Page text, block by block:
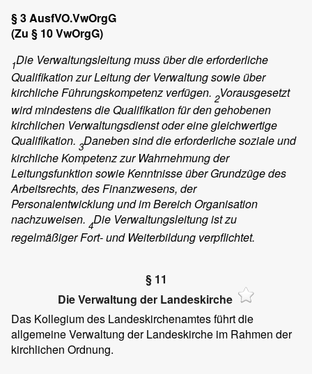
§ 3 AusfVO.VwOrgG
(Zu § 10 VwOrgG)
1Die Verwaltungsleitung muss über die erforderliche
Qualifikation zur Leitung der Verwaltung sowie über
kirchliche Führungskompetenz verfügen. 2Vorausgesetzt
wird mindestens die Qualifikation für den gehobenen
kirchlichen Verwaltungsdienst oder eine gleichwertige
Qualifikation. 3Daneben sind die erforderliche soziale und
kirchliche Kompetenz zur Wahrnehmung der
Leitungsfunktion sowie Kenntnisse über Grundzüge des
Arbeitsrechts, des Finanzwesens, der
Personalentwicklung und im Bereich Organisation
nachzuweisen. 4Die Verwaltungsleitung ist zu
regelmäßiger Fort- und Weiterbildung verpflichtet.
§ 11
Die Verwaltung der Landeskirche
Das Kollegium des Landeskirchenamtes führt die
allgemeine Verwaltung der Landeskirche im Rahmen der
kirchlichen Ordnung.